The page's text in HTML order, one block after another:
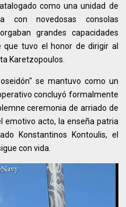
como una unidad de
con novedosas consolas
grandes capacidades
que tuvo el honor de dirigir al
Karetzopoulos.
se mantuvo como un
concluyó formalmente
ceremonia de arriado de
emotivo acto, la enseña patria
Konstantinos Kontoulis, el
con vida.